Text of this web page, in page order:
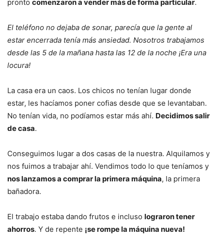
pronto comenzaron a vender más de forma particular.
El teléfono no dejaba de sonar, parecía que la gente al
estar encerrada tenía más ansiedad. Nosotros trabajamos
desde las 5 de la mañana hasta las 12 de la noche ¡Era una
locura!
La casa era un caos. Los chicos no tenían lugar donde
estar, les hacíamos poner cofias desde que se levantaban.
No tenían vida, no podíamos estar más ahí. Decidimos salir
de casa.
Conseguimos lugar a dos casas de la nuestra. Alquilamos y
nos fuimos a trabajar ahí. Vendimos todo lo que teníamos y
nos lanzamos a comprar la primera máquina, la primera
bañadora.
El trabajo estaba dando frutos e incluso lograron tener
ahorros. Y de repente ¡se rompe la máquina nueva!